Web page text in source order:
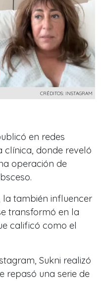
CRÉDITOS: INSTAGRAM
en redes
clínica, donde reveló
operación de
la también influencer
transformó en la
calificó como el
Sukni realizó
repasó una serie de